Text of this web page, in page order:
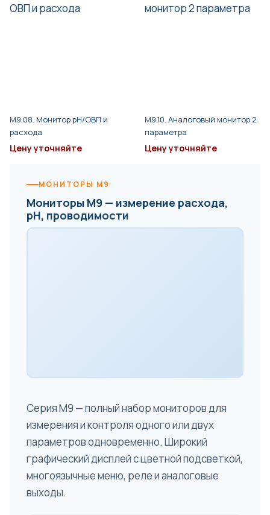
M9.08. Монитор pH/ОВП и
расхода
Цену уточняйте
M9.10. Аналоговый монитор 2
параметра
Цену уточняйте
МОНИТОРЫ M9
Мониторы M9 — измерение расхода,
pH, проводимости
Серия M9 — полный набор мониторов для
измерения и контроля одного или двух
параметров одновременно. Широкий
графический дисплей с цветной подсветкой,
многоязычные меню, реле и аналоговые
выходы.